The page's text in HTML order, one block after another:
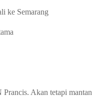
Semarang
Akan tetapi mantan